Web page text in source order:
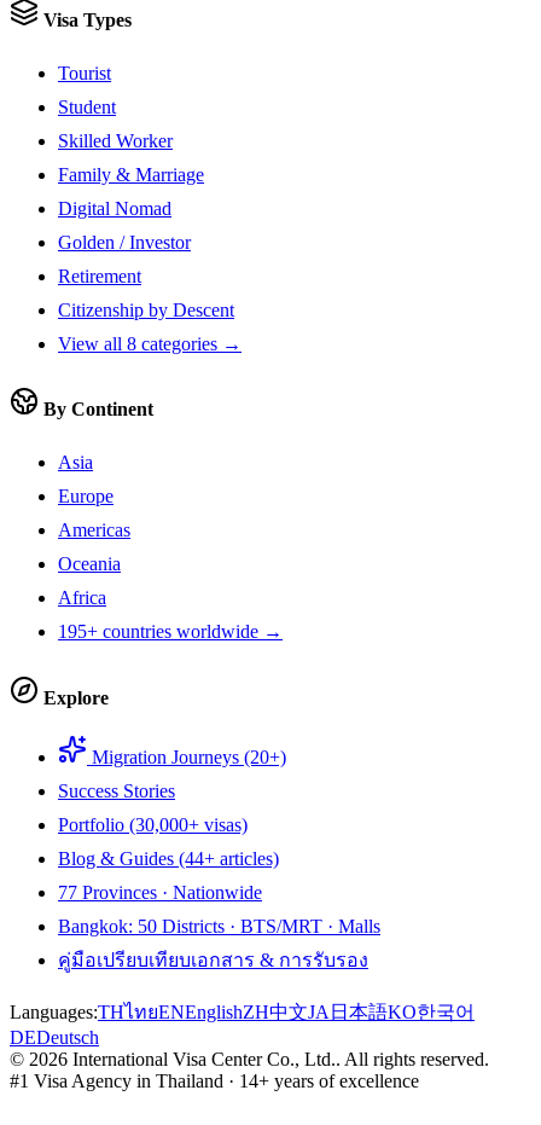
Visa Types
Tourist
Student
Skilled Worker
Family & Marriage
Digital Nomad
Golden / Investor
Retirement
Citizenship by Descent
View all 8 categories →
By Continent
Asia
Europe
Americas
Oceania
Africa
195+ countries worldwide →
Explore
Migration Journeys (20+)
Success Stories
Portfolio (30,000+ visas)
Blog & Guides (44+ articles)
77 Provinces · Nationwide
Bangkok: 50 Districts · BTS/MRT · Malls
คู่มือเปรียบเทียบเอกสาร & การรับรอง
Languages:THไทยENEnglishZH中文JA 日本語KO한국어
DEDeutsch
© 2026 International Visa Center Co., Ltd.. All rights reserved.
#1 Visa Agency in Thailand · 14+ years of excellence